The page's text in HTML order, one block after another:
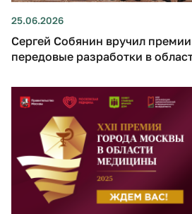
25.06.2026
Сергей Собянин вручил
передовые разработки в